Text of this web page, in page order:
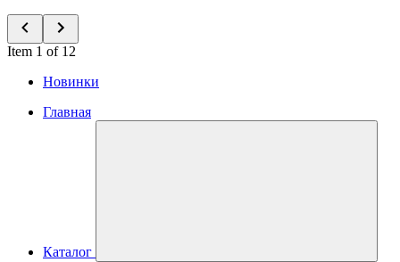
Item 1 of 12
Новинки
Главная
Каталог